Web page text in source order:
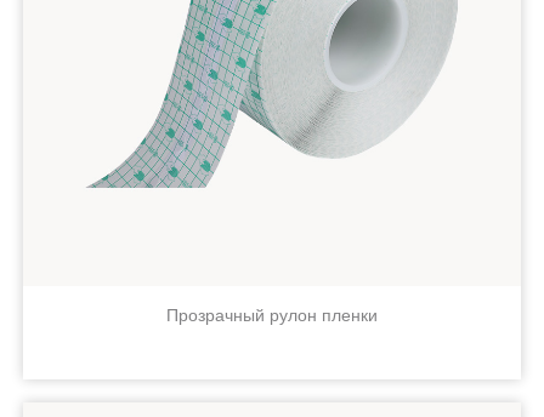
Прозрачный рулон пленки